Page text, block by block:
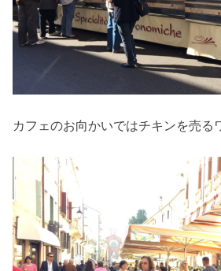
カフェのお向かいではチキンを売る